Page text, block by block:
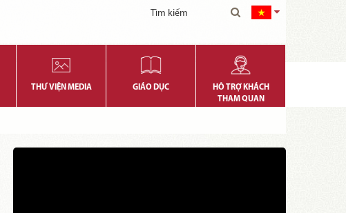
THƯ VIỆN MEDIA GIÁO DỤC
HỖ TRỢ KHÁCH
THAM QUAN